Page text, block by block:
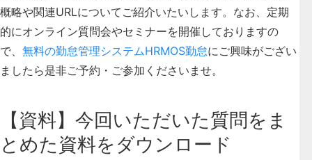
概略や関連URLについてご紹介いたいします。なお、定期
的にオンライン質問会やセミナーを開催しておりますの
で、 無料の勤怠管理システムHRMOS勤怠にご興味がござい
ましたら是非ご予約・ご参加くださいませ。
【資料】今回いただいた質問をま
とめた資料をダウンロード